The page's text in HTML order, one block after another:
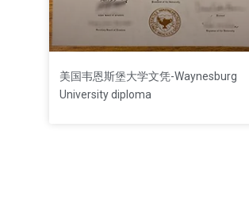
美国韦恩斯堡大学文凭-Waynesburg
University diploma